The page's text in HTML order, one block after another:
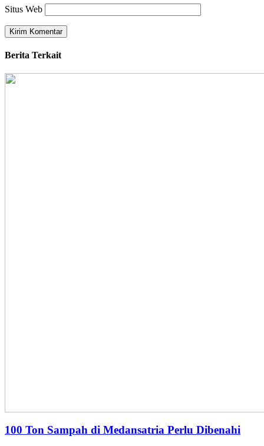
Situs Web
Berita Terkait
100 Ton Sampah di Medansatria Perlu Dibenahi